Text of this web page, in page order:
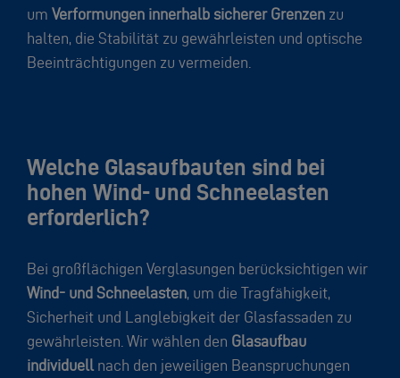
um Verformungen innerhalb sicherer Grenzen zu
halten, die Stabilität zu gewährleisten und optische
Beeinträchtigungen zu vermeiden.
Welche Glasaufbauten sind bei
hohen Wind- und Schneelasten
erforderlich?
Bei großflächigen Verglasungen berücksichtigen wir
Wind- und Schneelasten, um die Tragfähigkeit,
Sicherheit und Langlebigkeit der Glasfassaden zu
gewährleisten. Wir wählen den Glasaufbau
individuell nach den jeweiligen Beanspruchungen